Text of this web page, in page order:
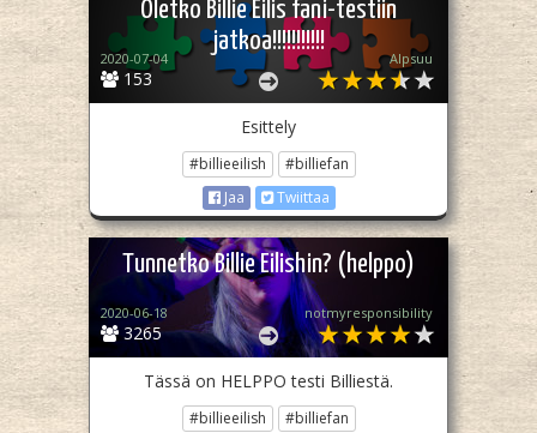
Oletko Billie Eilis fani-testiin
jatkoa!!!!!!!!!!!
153
2020-07-04 Alpsuu
Esittely
#billieeilish
#billiefan
Jaa
Twiittaa
Tunnetko Billie Eilishin? (helppo)
3265
2020-06-18 notmyresponsibility
Tässä on HELPPO testi Billiestä.
#billieeilish
#billiefan